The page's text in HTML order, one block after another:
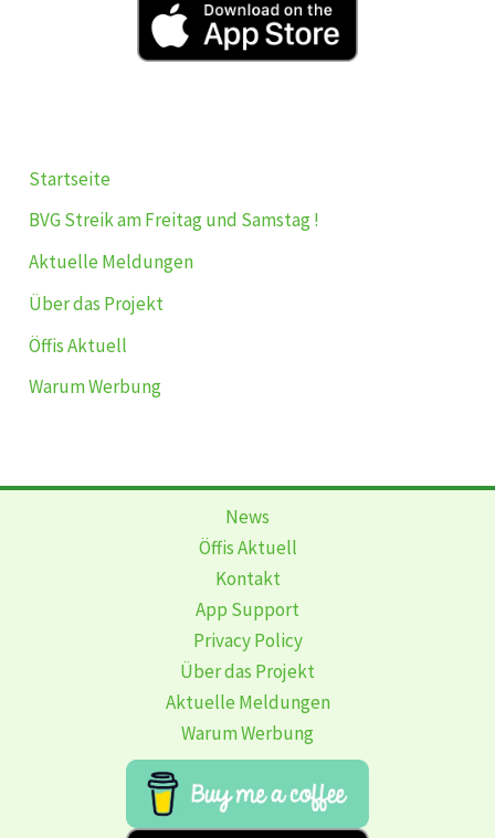
Startseite
BVG Streik am Freitag und Samstag !
Aktuelle Meldungen
Über das Projekt
Öffis Aktuell
Warum Werbung
News
Öffis Aktuell
Kontakt
App Support
Privacy Policy
Über das Projekt
Aktuelle Meldungen
Warum Werbung